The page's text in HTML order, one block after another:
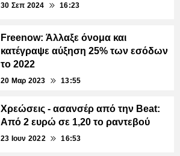
30 Σεπ 2024 16:23
Freenow: Άλλαξε όνομα και
κατέγραψε αύξηση 25% των εσόδων
το 2022
20 Μαρ 2023 13:55
Χρεώσεις - ασανσέρ από την Beat:
Από 2 ευρώ σε 1,20 το ραντεβού
23 Ιουν 2022 16:53